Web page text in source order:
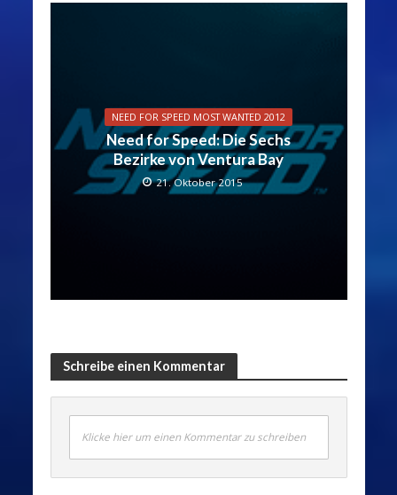
NEED FOR SPEED MOST WANTED 2012
Need for Speed: Die Sechs
Bezirke von Ventura Bay
21. Oktober 2015
Schreibe einen Kommentar
Klicke hier um einen Kommentar zu schreiben